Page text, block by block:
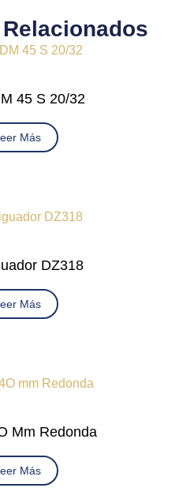
45 S 20/32
Más
DZ318
Más
Mm Redonda
Más